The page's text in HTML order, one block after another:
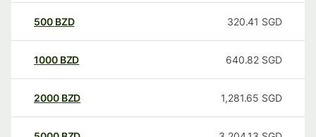
500 BZD 320.41 SGD
1000 BZD 640.82 SGD
2000 BZD 1,281.65 SGD